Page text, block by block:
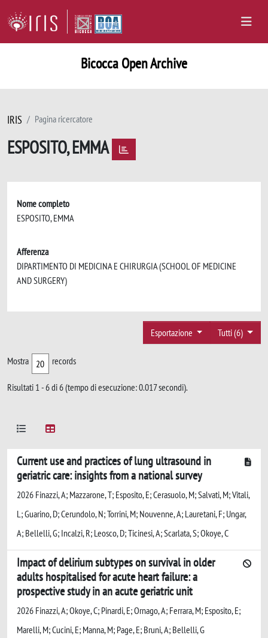
Bicocca Open Archive
IRIS Pagina ricercatore
ESPOSITO, EMMA
Nome completo
ESPOSITO, EMMA
Afferenza
DIPARTIMENTO DI MEDICINA E CHIRURGIA (SCHOOL OF MEDICINE
AND SURGERY)
Tutti (6)
Esportazione
Mostra records
Risultati 1 - 6 di 6 (tempo di esecuzione: 0.017 secondi).
Current use and practices of lung ultrasound in
geriatric care: insights from a national survey
2026 Finazzi, A; Mazzarone, T; Esposito, E; Cerasuolo, M; Salvati, M; Vitali,
L; Guarino, D; Cerundolo, N; Torrini, M; Nouvenne, A; Lauretani, F; Ungar,
A; Bellelli, G; Incalzi, R; Leosco, D; Ticinesi, A; Scarlata, S; Okoye, C
Impact of delirium subtypes on survival in older
adults hospitalised for acute heart failure: a
prospective study in an acute geriatric unit
2026 Finazzi, A; Okoye, C; Pinardi, E; Ornago, A; Ferrara, M; Esposito, E;
Marelli, M; Cucini, E; Manna, M; Page, E; Bruni, A; Bellelli, G